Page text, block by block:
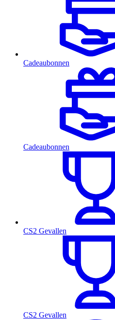
Cadeaubonnen
Cadeaubonnen
CS2 Gevallen
CS2 Gevallen